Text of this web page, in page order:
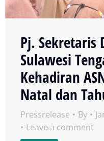
Pj. Sekretaris
Sulawesi
Kehadiran
Natal dan
Pressrelease By
Leave a comment